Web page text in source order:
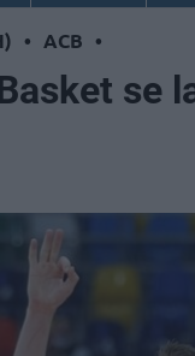
• ACB •
se